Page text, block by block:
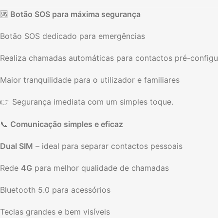
🆘 Botão SOS para máxima segurança
Botão SOS dedicado para emergências
Realiza chamadas automáticas para contactos pré-
Maior tranquilidade para o utilizador e familiares
👉 Segurança imediata com um simples toque.
📞 Comunicação simples e eficaz
Dual SIM – ideal para separar contactos pessoais
Rede 4G para melhor qualidade de chamadas
Bluetooth 5.0 para acessórios
Teclas grandes e bem visíveis